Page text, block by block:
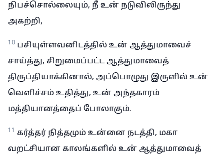
நிபச்சொல்லையும், நீ உன் நடுவிலிருந்து
அகற்றி,
10 பசியுள்ளவனிடத்தில் உன் ஆத்துமாவைச்
சாய்த்து, சிறுமைப்பட்ட ஆத்துமாவைத்
திருப்தியாக்கினால், அப்பொழுது இருளில் உன்
வெளிச்சம் உதித்து, உன் அந்தகாரம்
மத்தியானத்தைப் போலாகும்.
11 கர்த்தர் நித்தமும் உன்னை நடத்தி, மகா
வறட்சியான காலங்களில் உன் ஆத்துமாவைத்